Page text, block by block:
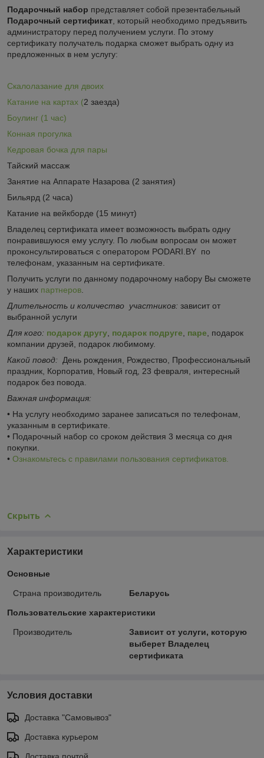
Подарочный набор представляет собой презентабельный
Подарочный сертификат , который необходимо предъявить
администратору перед получением услуги. По этому
сертификату получатель подарка сможет выбрать одну из
предложенных в нем услугу:
Скалолазание для двоих
Катание на картах (2 заезда)
Боулинг (1 час)
Конная прогулка
Кедровая бочка для пары
Тайский массаж
Занятие на Аппарате Назарова (2 занятия)
Бильярд (2 часа)
Катание на вейкборде (15 минут)
Владелец сертификата имеет возможность выбрать одну
понравившуюся ему услугу. По любым вопросам он может
проконсультироваться с оператором PODARI.BY по
телефонам, указанным на сертификате.
Получить услуги по данному подарочному набору Вы сможете
у наших партнеров
Длительность и количество участников: зависит от
выбранной услуги
Для кого: подарок другу подарок подруге паре , подарок
компании друзей, подарок любимому.
Какой повод: День рождения, Рождество, Профессиональный
праздник, Корпоратив, Новый год, 23 февраля, интересный
подарок без повода.
Важная информация:
• На услугу необходимо заранее записаться по телефонам,
указанным в сертификате.
• Подарочный набор со сроком действия 3 месяца со дня
покупки.
• Ознакомьтесь с правилами пользования сертификатов.
Скрыть
Характеристики
Основные
Страна производитель Беларусь
Пользовательские характеристики
Производитель
Зависит от услуги, которую
выберет Владелец
сертификата
Условия доставки
Доставка "Самовывоз"
Доставка курьером
Доставка почтой